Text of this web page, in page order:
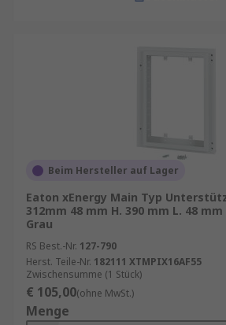
Beim Hersteller auf Lager
Eaton xEnergy Main Typ
312mm 48 mm H. 390 mm L. 48
Grau
RS Best.-Nr. 127-790
Herst. Teile-Nr. 182111 XTMPIX16AF55
Zwischensumme (1 Stück)
€ 105,00(ohne MwSt.)
Menge